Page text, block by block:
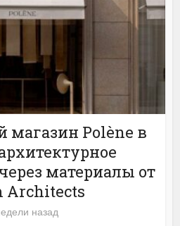
магазин Polène в
материалы от
Architects
назад